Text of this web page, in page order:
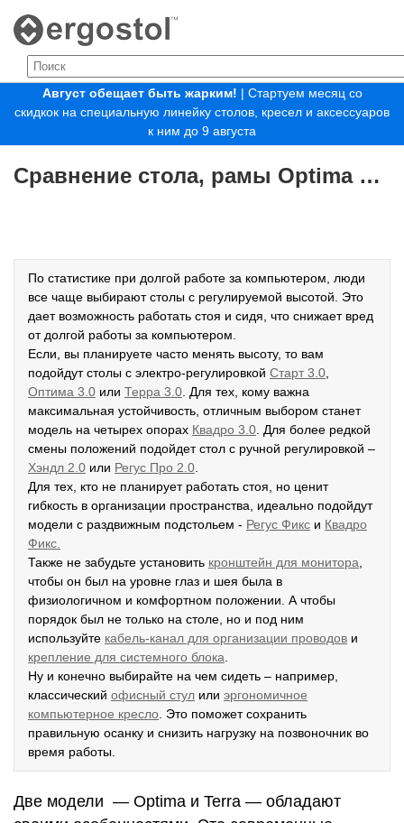
Август обещает быть жарким! | Стартуем месяц со
скидкок на специальную линейку столов, кресел и аксессуаров
к ним до 9 августа
Сравнение стола, рамы Optima и Terra
По статистике при долгой работе за компьютером, люди
все чаще выбирают столы с регулируемой высотой. Это
дает возможность работать стоя и сидя, что снижает вред
от долгой работы за компьютером.
Если, вы планируете часто менять высоту, то вам
подойдут столы с электро-регулировкой Старт 3.0
Оптима 3.0 или Терра 3.0 . Для тех, кому важна
максимальная устойчивость, отличным выбором станет
модель на четырех опорах Квадро 3.0 . Для более редкой
смены положений подойдет стол с ручной регулировкой –
Хэндл 2.0 или Регус Про 2.0
Для тех, кто не планирует работать стоя, но ценит
гибкость в организации пространства, идеально подойдут
модели с раздвижным подстольем - Регус Фикс и Квадро
Фикс.
Также не забудьте установить кронштейн для монитора
чтобы он был на уровне глаз и шея была в
физиологичном и комфортном положении. А чтобы
порядок был не только на столе, но и под ним
используйте кабель-канал для организации проводов и
крепление для системного блока
Ну и конечно выбирайте на чем сидеть – например,
классический офисный стул или эргономичное
компьютерное кресло . Это поможет сохранить
правильную осанку и снизить нагрузку на позвоночник во
время работы.
Две модели — Optima и Terra — обладают